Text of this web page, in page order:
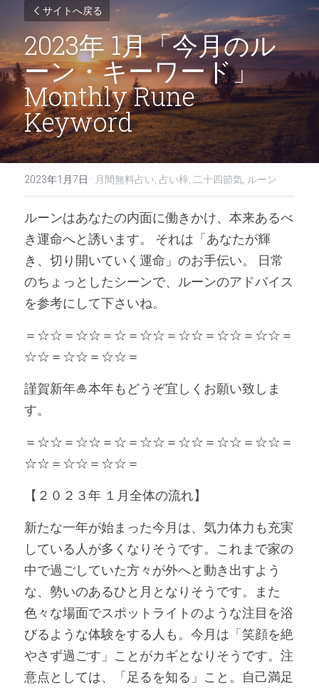
サイトへ戻る
2023年 1月「今月のル
ーン・キーワード」
Monthly Rune
Keyword
2023年1月7日 · 月間無料占い, 占い梓, 二十四節気, ルーン
ルーンはあなたの内面に働きかけ、本来あるべ
き運命へと誘います。 それは「あなたが輝
き、切り開いていく運命」のお手伝い。 日常
のちょっとしたシーンで、ルーンのアドバイス
を参考にして下さいね。
＝☆☆＝☆☆＝☆＝☆☆＝☆☆＝☆☆＝☆☆＝
☆☆＝☆☆＝☆☆＝
謹賀新年🎍本年もどうぞ宜しくお願い致しま
す。
＝☆☆＝☆☆＝☆＝☆☆＝☆☆＝☆☆＝☆☆＝
☆☆＝☆☆＝☆☆＝
【２０２３年 １月全体の流れ】
新たな一年が始まった今月は、気力体力も充実
している人が多くなりそうです。これまで家の
中で過ごしていた方々が外へと動き出すよう
な、勢いのあるひと月となりそうです。また
色々な場面でスポットライトのような注目を浴
びるような体験をする人も。今月は「笑顔を絶
やさず過ごす」ことがカギとなりそうです。注
意点としては、「足るを知る」こと。自己満足